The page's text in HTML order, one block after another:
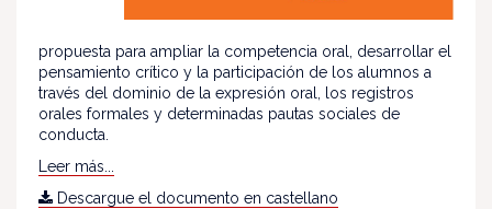
propuesta para ampliar la competencia oral, desarrollar el
pensamiento crítico y la participación de los alumnos a
través del dominio de la expresión oral, los registros
orales formales y determinadas pautas sociales de
conducta.
Leer más...
Descargue el documento en castellano